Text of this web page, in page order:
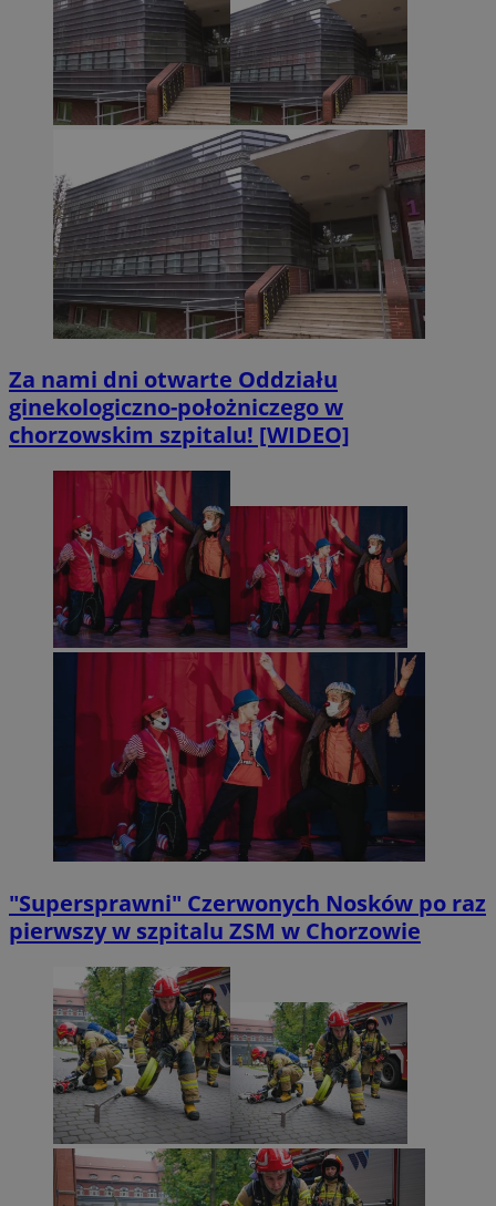
Za nami dni otwarte Oddziału
ginekologiczno-położniczego w
chorzowskim szpitalu! [WIDEO]
"Supersprawni" Czerwonych Nosków po raz
pierwszy w szpitalu ZSM w Chorzowie